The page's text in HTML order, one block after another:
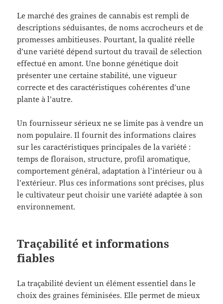
Le marché des graines de cannabis est rempli de
descriptions séduisantes, de noms accrocheurs et de
promesses ambitieuses. Pourtant, la qualité réelle
d’une variété dépend surtout du travail de sélection
effectué en amont. Une bonne génétique doit
présenter une certaine stabilité, une vigueur
correcte et des caractéristiques cohérentes d’une
plante à l’autre.
Un fournisseur sérieux ne se limite pas à vendre un
nom populaire. Il fournit des informations claires
sur les caractéristiques principales de la variété :
temps de floraison, structure, profil aromatique,
comportement général, adaptation à l’intérieur ou à
l’extérieur. Plus ces informations sont précises, plus
le cultivateur peut choisir une variété adaptée à son
environnement.
Traçabilité et informations
fiables
La traçabilité devient un élément essentiel dans le
choix des graines féminisées. Elle permet de mieux